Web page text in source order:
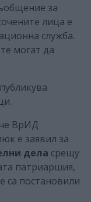
за
лица е
служба.
могат да
ВрИД
е заявил за
дела срещу
патриаршия,
са постановили